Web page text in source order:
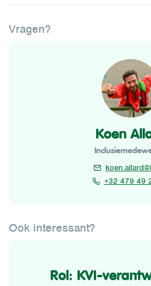
Vragen?
Koen
+32 479 49
Ook interessant?
Rol: KVI-